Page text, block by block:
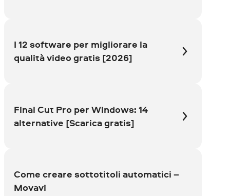
I 12 software per migliorare la
qualità video gratis [2026]
Final Cut Pro per Windows: 14
alternative [Scarica gratis]
Come creare sottotitoli automatici –
Movavi